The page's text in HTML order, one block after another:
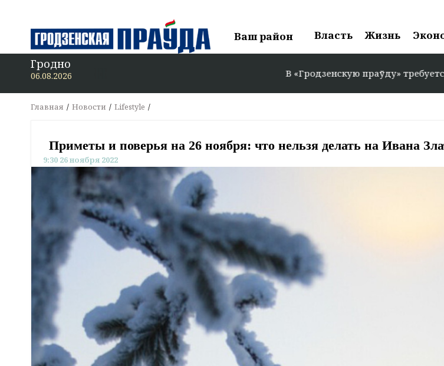
Ваш район Власть Жизнь
Гродно
06.08.2026 В «Гродзенскую праўду» требуется
Главная Новости Lifestyle
Приметы и поверья на 26 ноября: что нельзя делать на Ивана
9:30 26 ноября 2022